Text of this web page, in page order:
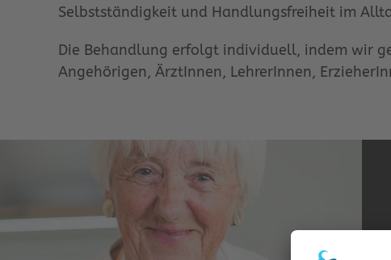
Selbstständigkeit und Handlungsfreiheit im
Die Behandlung erfolgt individuell, indem wir
Angehörigen, ÄrztInnen, LehrerInnen,